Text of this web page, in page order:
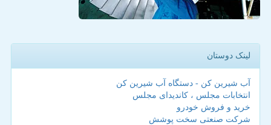
لینک دوستان
آب شیرین کن - دستگاه آب شیرین کن
انتخابات مجلس ، کاندیدای مجلس
خرید و فروش خودرو
شرکت صنعتی سخت پوشش